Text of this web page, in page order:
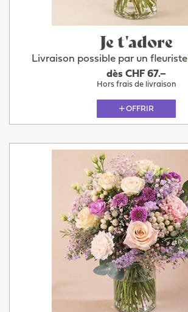
Je t'adore
Livraison possible par un fleuriste
dès CHF 67.–
Hors frais de livraison
OFFRIR